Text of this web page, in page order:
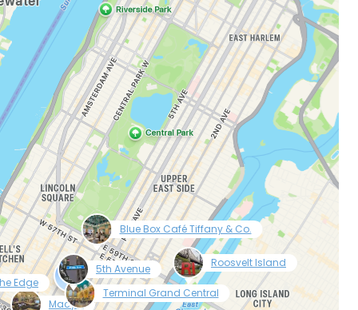
null Macy’s
null Terminal Grand Central
null 5th Avenue
Edge
null Blue Box Café Tiffany & Co.
null Roosvelt Island
dengan Google
dengan Facebook
dengan email